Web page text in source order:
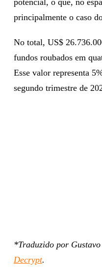
principalmente o caso
No total, US$
fundos roubados em
Esse valor representa
segundo trimestre de
*Traduzido por
Decrypt.